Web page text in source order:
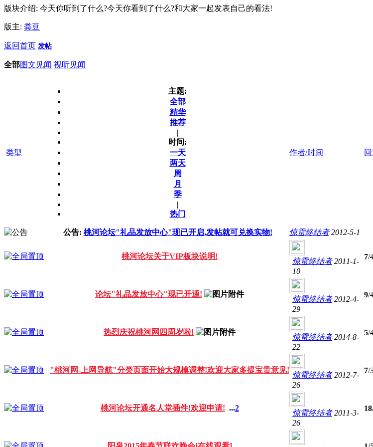
版块介绍: 今天你听到了什么?今天你看到了什么?和大家一起发表自己的看法!
版主: 粪豆
返回首页 发帖
全部图文见闻 视听见闻
类型
主题:
全部
精华
推荐
|
时间:
一天
两天
周
月
季
|
热门
作者/时间
公告: 桃河论坛"礼品发放中心"现已开启,发帖就可兑换实物! 惊雷终结者 2012-5-1
桃河论坛关于VIP板块说明!
惊雷终结者 2011-1-
10
7/
论坛"礼品发放中心"现已开通!
惊雷终结者 2012-4-
29
9/
热烈庆祝桃河网四周岁啦!
惊雷终结者 2014-8-
22
5/
"桃河网-上网导航"分类页面开始大规模调整!欢迎大家多提宝贵意见!
惊雷终结者 2012-7-
26
7/
桃河论坛开通名人堂插件!欢迎申请! ...2
惊雷终结者 2011-3-
26
18